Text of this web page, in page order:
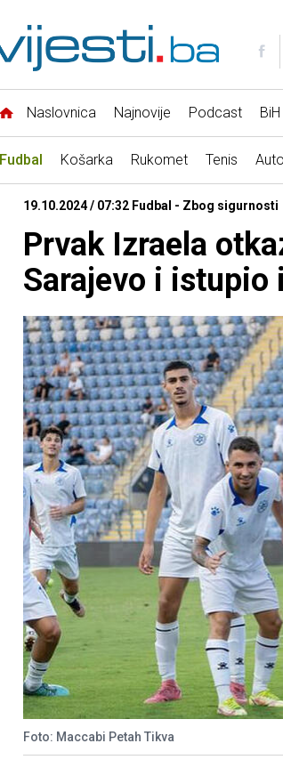
Naslovnica Najnovije Podcast BiH
Fudbal Košarka Rukomet Tenis
19.10.2024 / 07:32 Fudbal - Zbog sigurnosti
Prvak Izraela
Sarajevo i istupio
Foto: Maccabi Petah Tikva